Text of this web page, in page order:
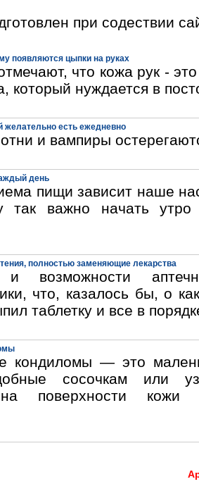
при содествии
появляются цыпки на руках
что кожа рук -
который нуждается в
желательно есть ежедневно
и вампиры
день
пищи зависит наше
так важно начать утро
полностью заменяющие лекарства
и возможности
что, казалось бы, о
таблетку и все в
кондиломы — это
сосочкам или
поверхности кожи